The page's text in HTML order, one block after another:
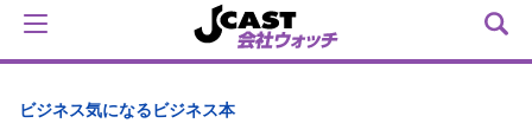
ビジネス気になるビジネス本